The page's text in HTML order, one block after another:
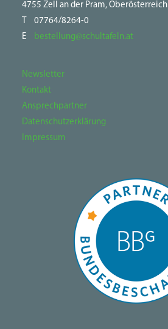
4755 Zell an der Pram, Oberösterreich
T
07764/8264-0
E
bestellung@schultafeln.at
Newsletter
Kontakt
Ansprechpartner
Datenschutzerklärung
Impressum